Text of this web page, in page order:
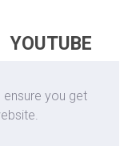
you get
YOUTUBE